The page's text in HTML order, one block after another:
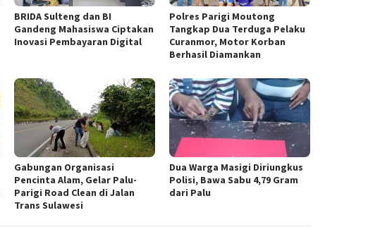
BRIDA Sulteng dan BI
Gandeng Mahasiswa Ciptakan
Inovasi Pembayaran Digital
Polres Parigi Moutong
Tangkap Dua Terduga Pelaku
Curanmor, Motor Korban
Berhasil Diamankan
Gabungan Organisasi
Pencinta Alam, Gelar Palu-
Parigi Road Clean di Jalan
Trans Sulawesi
Dua Warga Masigi Diriungkus
Polisi, Bawa Sabu 4,79 Gram
dari Palu